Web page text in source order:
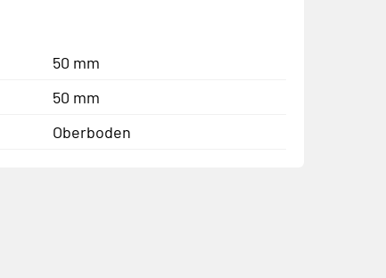
50 mm
50 mm
Oberboden